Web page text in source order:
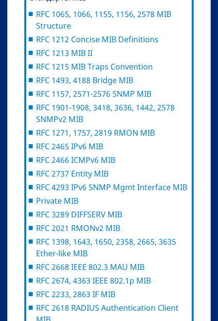
RFC 1065, 1066, 1155, 1156, 2578 MIB
Structure
RFC 1212 Concise MIB Definitions
RFC 1213 MIB II
RFC 1215 MIB Traps Convention
RFC 1493, 4188 Bridge MIB
RFC 1157, 2571-2576 SNMP MIB
RFC 1901-1908, 3418, 3636, 1442, 2578
SNMPv2 MIB
RFC 1271, 1757, 2819 RMON MIB
RFC 2465 IPv6 MIB
RFC 2466 ICMPv6 MIB
RFC 2737 Entity MIB
RFC 4293 IPv6 SNMP Mgmt Interface MIB
Private MIB
RFC 3289 DIFFSERV MIB
RFC 2021 RMONv2 MIB
RFC 1398, 1643, 1650, 2358, 2665, 3635
Ether-like MIB
RFC 2668 IEEE 802.3 MAU MIB
RFC 2674, 4363 IEEE 802.1p MIB
RFC 2233, 2863 IF MIB
RFC 2618 RADIUS Authentication Client